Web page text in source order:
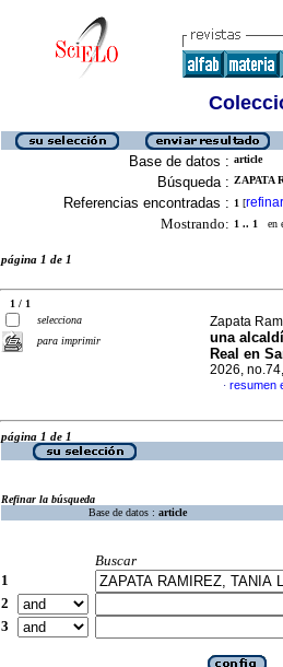
Base de datos : article
Búsqueda : ZAPATA
Referencias encontradas : 1 [refinar
Mostrando: 1 .. 1 en
página 1 de 1
1 / 1
selecciona
para imprimir
Zapata
una
Real en
2026,
· resumen
página 1 de 1
Refinar la búsqueda
Base de datos : article
Buscar
1
2
3